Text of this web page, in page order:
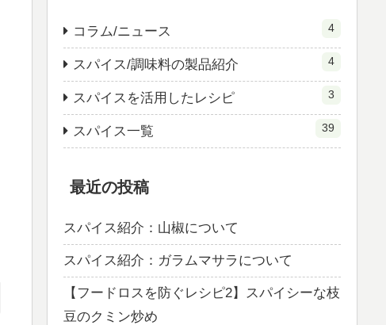
コラム/ニュース 4
スパイス/調味料の製品紹介 4
スパイスを活用したレシピ 3
スパイス一覧 39
最近の投稿
スパイス紹介：山椒について
スパイス紹介：ガラムマサラについて
【フードロスを防ぐレシピ2】スパイシーな枝
豆のクミン炒め